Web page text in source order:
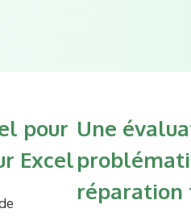
pour
Excel
Une